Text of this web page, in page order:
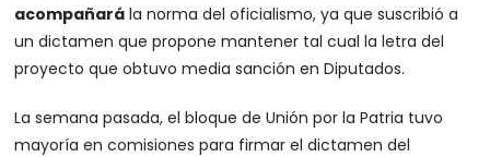
acompañará la norma del oficialismo, ya que suscribió a
un dictamen que propone mantener tal cual la letra del
proyecto que obtuvo media sanción en Diputados.
La semana pasada, el bloque de Unión por la Patria tuvo
mayoría en comisiones para firmar el dictamen del